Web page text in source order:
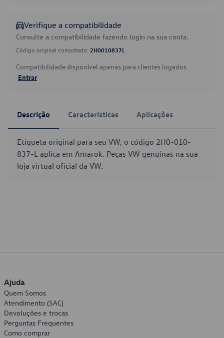
Verifique a compatibilidade
Consulte a compatibilidade fazendo login na sua conta.
Código original consultado: 2H0010837L
Compatibilidade disponível apenas para clientes logados.
Entrar
Descrição Características Aplicações
Etiqueta original para seu VW, o código 2H0-010-
837-L aplica em Amarok. Peças VW genuínas na sua
loja virtual oficial da VW.
Ajuda
Quem Somos
Atendimento (SAC)
Devoluções e trocas
Perguntas Frequentes
Como comprar